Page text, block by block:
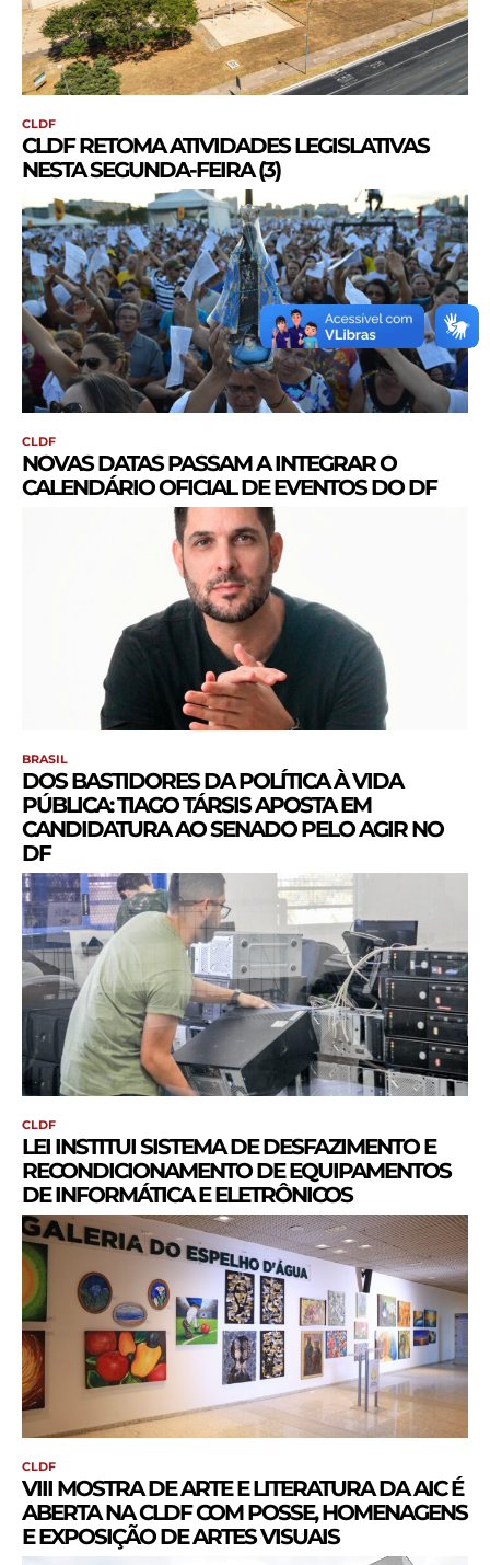
CLDF
CLDF RETOMA ATIVIDADES LEGISLATIVAS
NESTA SEGUNDA-FEIRA (3)
CLDF
NOVAS DATAS PASSAM A INTEGRAR O
CALENDÁRIO OFICIAL DE EVENTOS DO DF
BRASIL
DOS BASTIDORES DA POLÍTICA À VIDA
PÚBLICA: TIAGO TÁRSIS APOSTA EM
CANDIDATURA AO SENADO PELO AGIR NO
DF
CLDF
LEI INSTITUI SISTEMA DE DESFAZIMENTO E
RECONDICIONAMENTO DE EQUIPAMENTOS
DE INFORMÁTICA E ELETRÔNICOS
CLDF
VIII MOSTRA DE ARTE E LITERATURA DA AIC É
ABERTA NA CLDF COM POSSE, HOMENAGENS
E EXPOSIÇÃO DE ARTES VISUAIS